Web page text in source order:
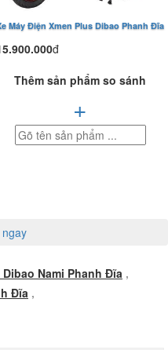
Máy Điện Xmen Plus Dibao Phanh Đĩa
đ
Thêm sản phẩm so sánh
+
Nami Phanh Đĩa ,
Đĩa ,